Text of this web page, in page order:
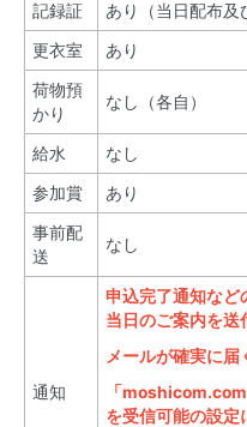
記録証 あり（当日配布及
更衣室 あり
荷物預
かり
なし（各自）
給水 なし
参加賞 あり
事前配
送
なし
通知
申込完了通知など
当日のご案内を送
メールが確実に届
「
を受信可能の設定